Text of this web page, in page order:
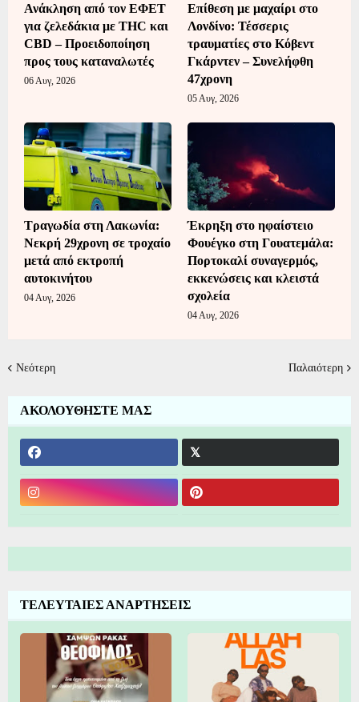
Ανάκληση από τον ΕΦΕΤ
για ζελεδάκια με THC και
CBD – Προειδοποίηση
προς τους καταναλωτές
06 Αυγ, 2026
Επίθεση με μαχαίρι στο
Λονδίνο: Τέσσερις
τραυματίες στο Κόβεντ
Γκάρντεν – Συνελήφθη
47χρονη
05 Αυγ, 2026
Τραγωδία στη Λακωνία:
Νεκρή 29χρονη σε τροχαίο
μετά από εκτροπή
αυτοκινήτου
04 Αυγ, 2026
Έκρηξη στο ηφαίστειο
Φουέγκο στη Γουατεμάλα:
Πορτοκαλί συναγερμός,
εκκενώσεις και κλειστά
σχολεία
04 Αυγ, 2026
Νεότερη Παλαιότερη
ΑΚΟΛΟΥΘΗΣΤΕ ΜΑΣ
ΤΕΛΕΥΤΑΙΕΣ ΑΝΑΡΤΗΣΕΙΣ